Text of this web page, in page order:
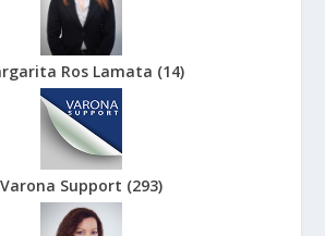
Ros Lamata (14)
Varona Support (293)